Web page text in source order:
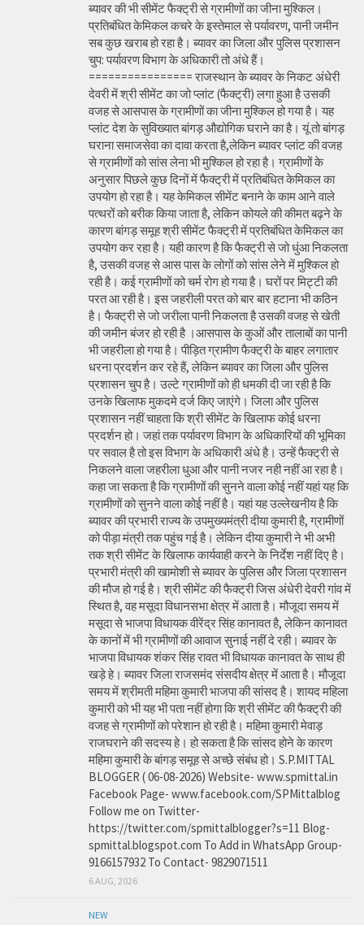
ब्यावर की भी सीमेंट फैक्ट्री से ग्रामीणों का जीना मुश्किल।
प्रतिबंधित केमिकल कचरे के इस्तेमाल से पर्यावरण, पानी जमीन
सब कुछ खराब हो रहा है। ब्यावर का जिला और पुलिस प्रशासन
चुप: पर्यावरण विभाग के अधिकारी तो अंधे हैं।
================ राजस्थान के ब्यावर के निकट अंधेरी
देवरी में श्री सीमेंट का जो प्लांट (फैक्ट्री) लगा हुआ है उसकी
वजह से आसपास के ग्रामीणों का जीना मुश्किल हो गया है। यह
प्लांट देश के सुविख्यात बांगड़ औद्योगिक घराने का है। यूं तो बांगड़
घराना समाजसेवा का दावा करता है,लेकिन ब्यावर प्लांट की वजह
से ग्रामीणों को सांस लेना भी मुश्किल हो रहा है। ग्रामीणों के
अनुसार पिछले कुछ दिनों में फैक्ट्री में प्रतिबंधित केमिकल का
उपयोग हो रहा है। यह केमिकल सीमेंट बनाने के काम आने वाले
पत्थरों को बरीक किया जाता है, लेकिन कोयले की कीमत बढ़ने के
कारण बांगड़ समूह श्री सीमेंट फैक्ट्री में प्रतिबंधित केमिकल का
उपयोग कर रहा है। यही कारण है कि फैक्ट्री से जो धुंआ निकलता
है, उसकी वजह से आस पास के लोगों को सांस लेने में मुश्किल हो
रही है। कई ग्रामीणों को चर्म रोग हो गया है। घरों पर मिट्टी की
परत आ रही है। इस जहरीली परत को बार बार हटाना भी कठिन
है। फैक्ट्री से जो जरीला पानी निकलता है उसकी वजह से खेती
की जमीन बंजर हो रही है ।आसपास के कुओं और तालाबों का पानी
भी जहरीला हो गया है। पीड़ित ग्रामीण फैक्ट्री के बाहर लगातार
धरना प्रदर्शन कर रहे हैं, लेकिन ब्यावर का जिला और पुलिस
प्रशासन चुप है। उल्टे ग्रामीणों को ही धमकी दी जा रही है कि
उनके खिलाफ मुकदमे दर्ज किए जाएंगे। जिला और पुलिस
प्रशासन नहीं चाहता कि श्री सीमेंट के खिलाफ कोई धरना
प्रदर्शन हो। जहां तक पर्यावरण विभाग के अधिकारियों की भूमिका
पर सवाल है तो इस विभाग के अधिकारी अंधे है। उन्हें फैक्ट्री से
निकलने वाला जहरीला धुआ और पानी नजर नही नहीं आ रहा है।
कहा जा सकता है कि ग्रामीणों की सुनने वाला कोई नहीं यहां यह कि
ग्रामीणों को सुनने वाला कोई नहीं है। यहां यह उल्लेखनीय है कि
ब्यावर की प्रभारी राज्य के उपमुख्यमंत्री दीया कुमारी है, ग्रामीणों
को पीड़ा मंत्री तक पहुंच गई है। लेकिन दीया कुमारी ने भी अभी
तक श्री सीमेंट के खिलाफ कार्यवाही करने के निर्देश नहीं दिए है।
प्रभारी मंत्री की खामोशी से ब्यावर के पुलिस और जिला प्रशासन
की मौज हो गई है। श्री सीमेंट की फैक्ट्री जिस अंधेरी देवरी गांव में
स्थित है, वह मसूदा विधानसभा क्षेत्र में आता है। मौजूदा समय में
मसूदा से भाजपा विधायक वीरेंद्र सिंह कानावत है, लेकिन कानावत
के कानों में भी ग्रामीणों की आवाज सुनाई नहीं दे रही। ब्यावर के
भाजपा विधायक शंकर सिंह रावत भी विधायक कानावत के साथ ही
खड़े हे। ब्यावर जिला राजसमंद संसदीय क्षेत्र में आता है। मौजूदा
समय में श्रीमती महिमा कुमारी भाजपा की सांसद है। शायद महिला
कुमारी को भी यह भी पता नहीं होगा कि श्री सीमेंट की फैक्ट्री की
वजह से ग्रामीणों को परेशान हो रही है। महिमा कुमारी मेवाड़
राजघराने की सदस्य हे। हो सकता है कि सांसद होने के कारण
महिमा कुमारी के बांगड़ समूह से अच्छे संबंध हो। S.P.MITTAL
BLOGGER ( 06-08-2026) Website- www.spmittal.in
Facebook Page- www.facebook.com/SPMittalblog
Follow me on Twitter-
https://twitter.com/spmittalblogger?s=11 Blog-
spmittal.blogspot.com To Add in WhatsApp Group-
9166157932 To Contact- 9829071511
6 AUG, 2026
NEW